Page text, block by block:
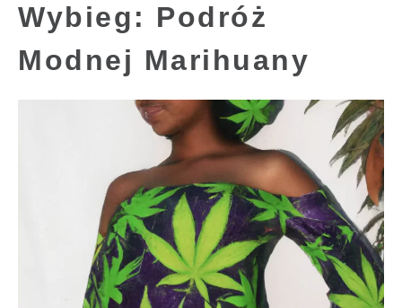
Wybieg: Podróż
Modnej Marihuany